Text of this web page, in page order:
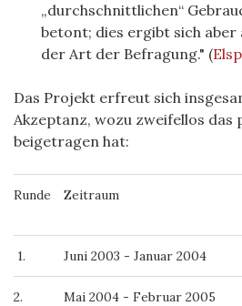
„durchschnittlichen“
betont; dies ergibt sich aber
der Art der Befragung." (
Das Projekt erfreut sich
Akzeptanz, wozu zweifellos das
beigetragen hat:
Runde Zeitraum
1. Juni 2003 - Januar 2004
2. Mai 2004 - Februar 2005